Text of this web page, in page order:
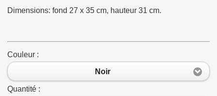
Dimensions: fond 27 x 35 cm, hauteur 31 cm.
Couleur :
Noir
Quantité :